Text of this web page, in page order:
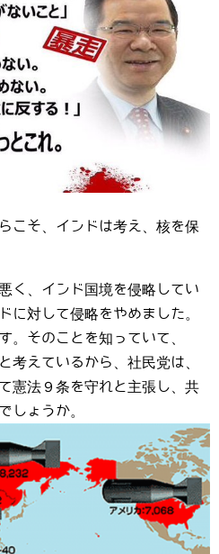
こそ、インドは考え、核を保
く、インド国境を侵略してい
に対して侵略をやめました。
。そのことを知っていて、
考えているから、社民党は、
憲法９条を守れと主張し、共
しょうか。